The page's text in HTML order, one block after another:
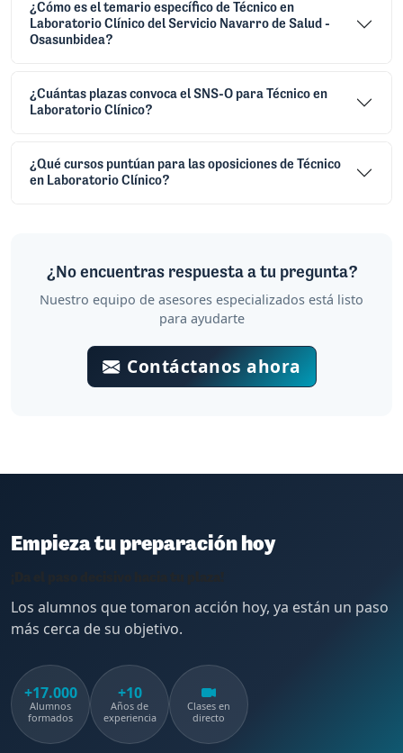
¿Cómo es el temario específico de Técnico en
Laboratorio Clínico del Servicio Navarro de Salud -
Osasunbidea?
¿Cuántas plazas convoca el SNS-O para Técnico en
Laboratorio Clínico?
¿Qué cursos puntúan para las oposiciones de Técnico
en Laboratorio Clínico?
¿No encuentras respuesta a tu pregunta?
Nuestro equipo de asesores especializados está listo
para ayudarte
Contáctanos ahora
Empieza tu preparación hoy
Los alumnos que tomaron acción hoy, ya están un paso
más cerca de su objetivo.
+17.000
Alumnos
formados
+10
Años de
experiencia
Clases en
directo